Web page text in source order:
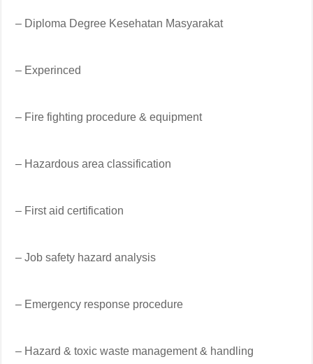
– Diploma Degree Kesehatan Masyarakat
– Experinced
– Fire fighting procedure & equipment
– Hazardous area classification
– First aid certification
– Job safety hazard analysis
– Emergency response procedure
– Hazard & toxic waste management & handling